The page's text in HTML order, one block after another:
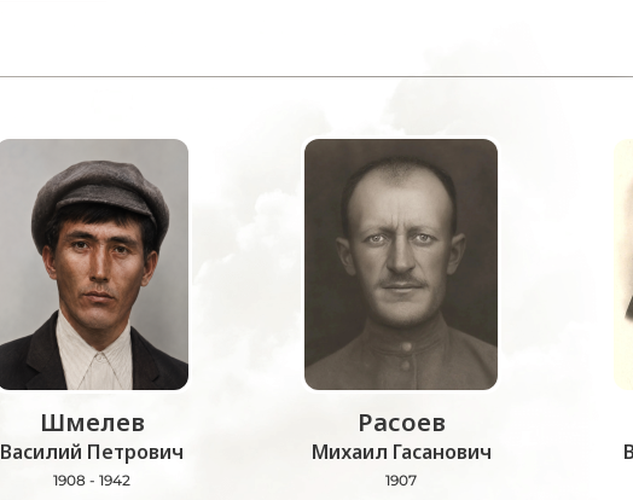
Шмелев
Василий Петрович
1908 - 1942
Расоев
Михаил Гасанович
1907